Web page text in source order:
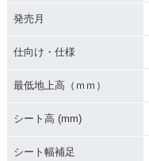
発売月
仕向け・仕様
最低地上高（ｍｍ）
シート高 (mm)
シート幅補足